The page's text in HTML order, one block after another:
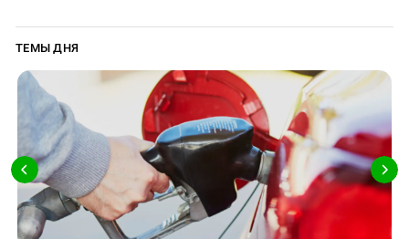
ТЕМЫ ДНЯ